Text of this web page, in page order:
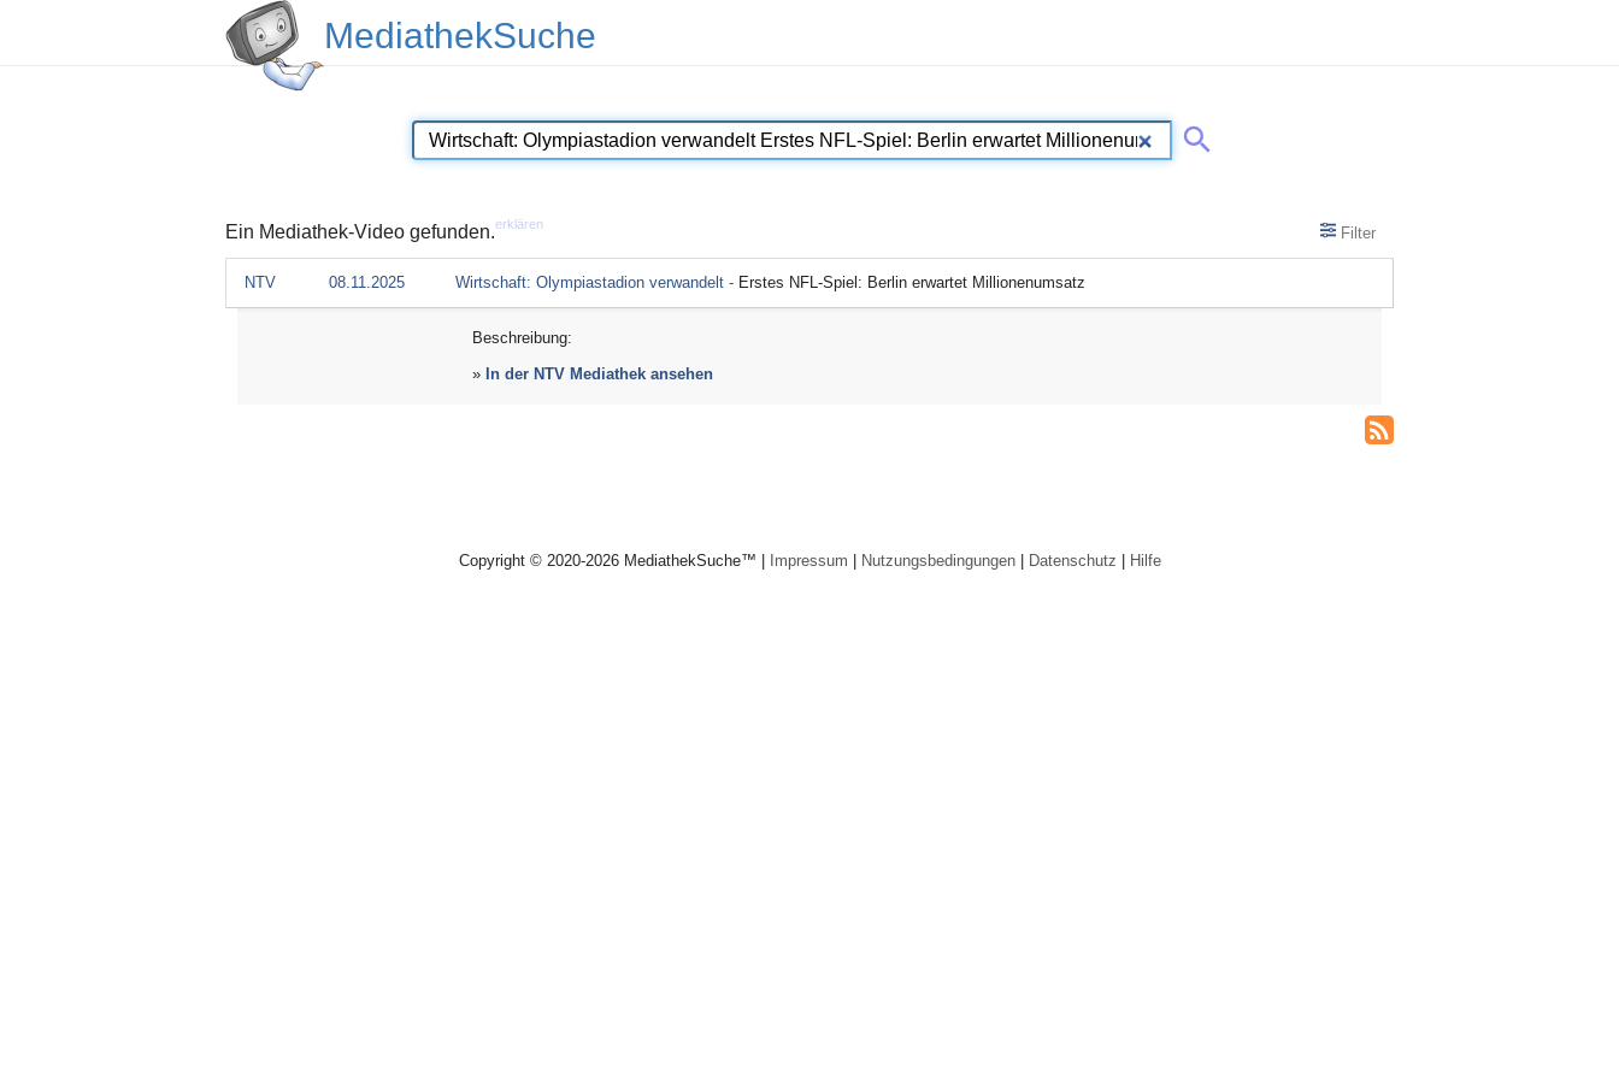
MediathekSuche
Ein Mediathek-Video gefunden.erklären Filter
NTV 08.11.2025 Wirtschaft: Olympiastadion verwandelt - Erstes NFL-Spiel: Berlin erwartet Millionenumsatz
Beschreibung:
» In der NTV Mediathek ansehen
Copyright © 2020-2026 MediathekSuche™ | Impressum | Nutzungsbedingungen| Datenschutz | Hilfe